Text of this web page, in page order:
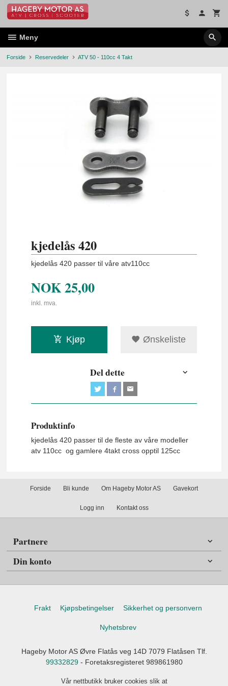
Gå
innholdet
Meny
Forside Reservedeler ATV 50 - 110cc 4 Takt
kjedelås 420
kjedelås 420 passer til våre atv110cc
NOK25,00
inkl. mva.
Kjøp Ønskeliste
Del dette
Produktinfo
kjedelås 420 passer til de fleste av våre modeller
atv 110cc og gamlere 4takt cross opptil 125cc
Forside Bli kunde Om Hageby Motor AS Gavekort
Logg inn Kontakt oss
Partnere
Din konto
Frakt Kjøpsbetingelser Sikkerhet og personvern
Nyhetsbrev
Hageby Motor AS Øvre Flatås veg 14D 7079 Flatåsen Tlf.
99332829- Foretaksregisteret 989861980
Vår nettbutikk bruker cookies slik at